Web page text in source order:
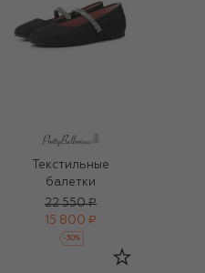
Текстильные
балетки
22 550 ₽
15 800 ₽
-30%